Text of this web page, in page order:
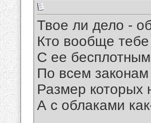
Твое ли дело -
Кто вообще
С ее
По всем
Размер которых
А с облаками